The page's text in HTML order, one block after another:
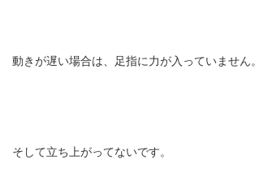
動きが遅い場合は、足指に力が入っていません。
そして立ち上がってないです。